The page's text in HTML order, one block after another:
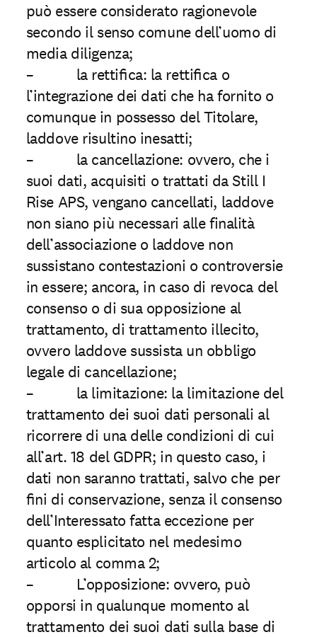
può essere considerato ragionevole
secondo il senso comune dell’uomo di
media diligenza;
– la rettiﬁca: la rettiﬁca o
l’integrazione dei dati che ha fornito o
comunque in possesso del Titolare,
laddove risultino inesatti;
– la cancellazione: ovvero, che i
suoi dati, acquisiti o trattati da Still I
Rise APS, vengano cancellati, laddove
non siano più necessari alle finalità
dell’associazione o laddove non
sussistano contestazioni o controversie
in essere; ancora, in caso di revoca del
consenso o di sua opposizione al
trattamento, di trattamento illecito,
ovvero laddove sussista un obbligo
legale di cancellazione;
– la limitazione: la limitazione del
trattamento dei suoi dati personali al
ricorrere di una delle condizioni di cui
all’art. 18 del GDPR; in questo caso, i
dati non saranno trattati, salvo che per
ﬁni di conservazione, senza il consenso
dell’Interessato fatta eccezione per
quanto esplicitato nel medesimo
articolo al comma 2;
– L’opposizione: ovvero, può
opporsi in qualunque momento al
trattamento dei suoi dati sulla base di